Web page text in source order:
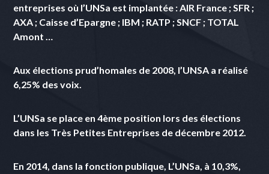
entreprises où l’UNSa est implantée : AIR France ; SFR ;
AXA ; Caisse d’Epargne ; IBM ; RATP ; SNCF ; TOTAL
Amont …
Aux élections prud’homales de 2008, l’UNSA a réalisé
6,25% des voix.
L’UNSa se place en 4ème position lors des élections
dans les Très Petites Entreprises de décembre 2012.
En 2014, dans la fonction publique, L’UNSa, à 10,3%,